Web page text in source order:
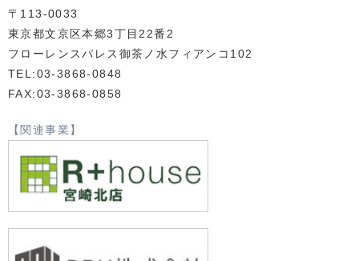
〒113-0033
東京都文京区本郷3丁目22番2
フローレンスパレス御茶ノ水フィアンコ102
TEL:03-3868-0848
FAX:03-3868-0858
【関連事業】